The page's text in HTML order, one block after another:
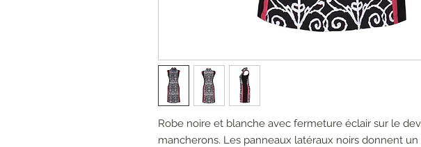
Robe noire et blanche avec fermeture éclair sur le
mancherons. Les panneaux latéraux noirs donnent